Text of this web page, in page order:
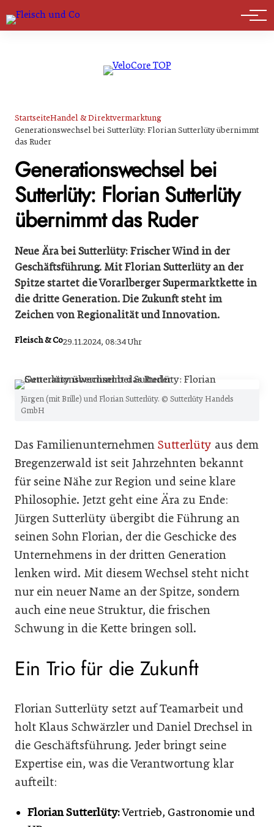
Marktführer
StartseiteHandel & Direktvermarktung
Generationswechsel bei Sutterlüty: Florian Sutterlüty übernimmt
das Ruder
Generationswechsel bei
Sutterlüty: Florian Sutterlüty
übernimmt das Ruder
Neue Ära bei Sutterlüty: Frischer Wind in der
Geschäftsführung. Mit Florian Sutterlüty an der
Spitze startet die Vorarlberger Supermarktkette in
die dritte Generation. Die Zukunft steht im
Zeichen von Regionalität und Innovation.
Fleisch & Co29.11.2024, 08:34 Uhr
Jürgen (mit Brille) und Florian Sutterlüty. © Sutterlüty Handels
GmbH
Das Familienunternehmen Sutterlüty aus dem
Bregenzerwald ist seit Jahrzehnten bekannt
für seine Nähe zur Region und seine klare
Philosophie. Jetzt geht eine Ära zu Ende:
Jürgen Sutterlüty übergibt die Führung an
seinen Sohn Florian, der die Geschicke des
Unternehmens in der dritten Generation
lenken wird. Mit diesem Wechsel steht nicht
nur ein neuer Name an der Spitze, sondern
auch eine neue Struktur, die frischen
Schwung in die Kette bringen soll.
Ein Trio für die Zukunft
Florian Sutterlüty setzt auf Teamarbeit und
holt Klaus Schwärzler und Daniel Drechsel in
die Geschäftsführung. Jeder bringt seine
Expertise ein, was die Verantwortung klar
aufteilt:
Florian Sutterlüty:Vertrieb, Gastronomie und